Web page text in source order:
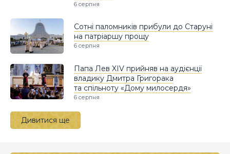
6 серпня
Сотні паломників прибули до Старуні
на патріаршу прощу
6 серпня
Папа Лев XIV прийняв на аудієнції
владику Дмитра Григорака
та спільноту «Дому милосердя»
6 серпня
Дивитися ще